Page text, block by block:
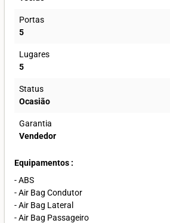
Portas
5
Lugares
5
Status
Ocasião
Garantia
Vendedor
Equipamentos :
- ABS
- Air Bag Condutor
- Air Bag Lateral
- Air Bag Passageiro